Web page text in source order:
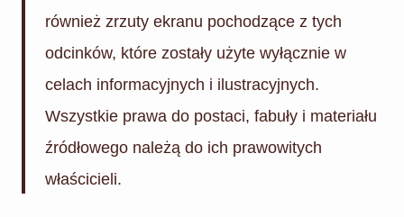
również zrzuty ekranu pochodzące z tych
odcinków, które zostały użyte wyłącznie w
celach informacyjnych i ilustracyjnych.
Wszystkie prawa do postaci, fabuły i materiału
źródłowego należą do ich prawowitych
właścicieli.